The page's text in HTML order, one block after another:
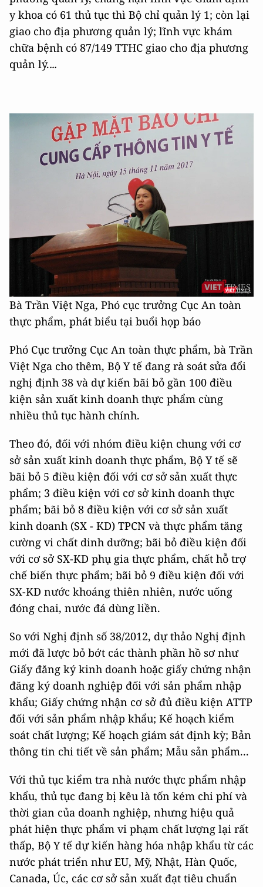
y khoa có 61 thủ tục thì Bộ chỉ quản lý 1; còn lại
giao cho địa phương quản lý; lĩnh vực khám
chữa bệnh có 87/149 TTHC giao cho địa phương
quản lý....
Bà Trần Việt Nga, Phó cục trưởng Cục An toàn
thực phẩm, phát biểu tại buổi họp báo
Phó Cục trưởng Cục An toàn thực phẩm, bà Trần
Việt Nga cho thêm, Bộ Y tế đang rà soát sửa đổi
nghị định 38 và dự kiến bãi bỏ gần 100 điều
kiện sản xuất kinh doanh thực phẩm cùng
nhiều thủ tục hành chính.
Theo đó, đối với nhóm điều kiện chung với cơ
sở sản xuất kinh doanh thực phẩm, Bộ Y tế sẽ
bãi bỏ 5 điều kiện đối với cơ sở sản xuất thực
phẩm; 3 điều kiện với cơ sở kinh doanh thực
phẩm; bãi bỏ 8 điều kiện với cơ sở sản xuất
kinh doanh (SX - KD) TPCN và thực phẩm tăng
cường vi chất dinh dưỡng; bãi bỏ điều kiện đối
với cơ sở SX-KD phụ gia thực phẩm, chất hỗ trợ
chế biến thực phẩm; bãi bỏ 9 điều kiện đối với
SX-KD nước khoáng thiên nhiên, nước uống
đóng chai, nước đá dùng liền.
So với Nghị định số 38/2012, dự thảo Nghị định
mới đã lược bỏ bớt các thành phần hồ sơ như
Giấy đăng ký kinh doanh hoặc giấy chứng nhận
đăng ký doanh nghiệp đối với sản phẩm nhập
khẩu; Giấy chứng nhận cơ sở đủ điều kiện ATTP
đối với sản phẩm nhập khẩu; Kế hoạch kiểm
soát chất lượng; Kế hoạch giám sát định kỳ; Bản
thông tin chi tiết về sản phẩm; Mẫu sản phẩm...
Với thủ tục kiểm tra nhà nước thực phẩm nhập
khẩu, thủ tục đang bị kêu là tốn kém chi phí và
thời gian của doanh nghiệp, nhưng hiệu quả
phát hiện thực phẩm vi phạm chất lượng lại rất
thấp, Bộ Y tế dự kiến hàng hóa nhập khẩu từ các
nước phát triển như EU, Mỹ, Nhật, Hàn Quốc,
Canada, Úc, các cơ sở sản xuất đạt tiêu chuẩn